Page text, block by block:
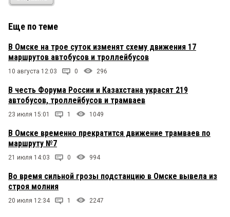
Еще по теме
В Омске на трое суток изменят схему движения 17
маршрутов автобусов и троллейбусов
10 августа 12:03 0 296
В честь Форума России и Казахстана украсят 219
автобусов, троллейбусов и трамваев
23 июля 15:01 1 1049
В Омске временно прекратится движение трамваев по
маршруту №7
21 июля 14:03 0 994
Во время сильной грозы подстанцию в Омске вывела из
строя молния
20 июля 12:34 1 2247